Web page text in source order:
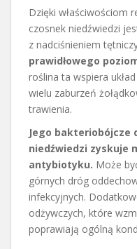
Dzięki właściwościom
czosnek niedźwiedzi
z nadciśnieniem
prawidłowego
roślina ta wspiera
wielu zaburzeń
trawienia.
Jego bakteriobójcze
niedźwiedzi zyskuje
antybiotyku. Może
górnych dróg
infekcyjnych.
odżywczych, które
poprawiają ogólną